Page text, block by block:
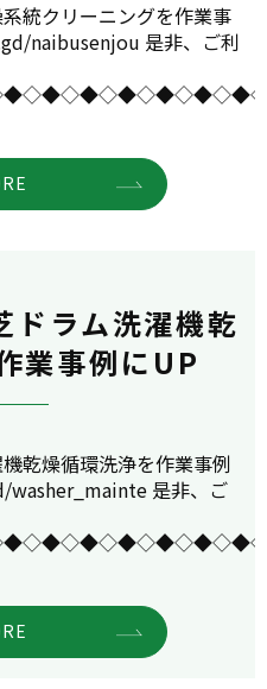
統クリーニングを作業事
naibusenjou 是非、ご利
ドラム洗濯機乾
業事例にUP
乾燥循環洗浄を作業事例
washer_mainte 是非、ご